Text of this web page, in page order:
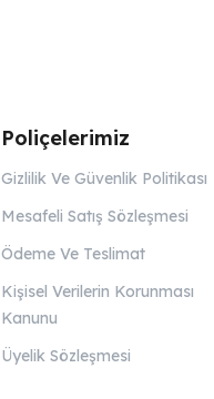
Poliçelerimiz
Gizlilik Ve Güvenlik Politikası
Mesafeli Satış Sözleşmesi
Ödeme Ve Teslimat
Kişisel Verilerin Korunması
Kanunu
Üyelik Sözleşmesi